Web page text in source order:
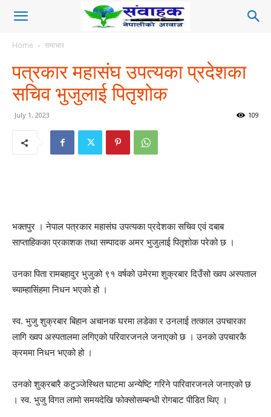
Home समाचार
पत्रकार महासंघ उपत्यका प्रदेशका
सचिव भुजुलाई पितृशोक
July 1, 2023 109
भक्तपुर । नेपाल पत्रकार महासंघ उपत्यका प्रदेशका सचिव एवं दबाब
साप्ताहिकका प्रकाशक तथा सम्पादक अमर भुजुलाई पितृशोक परेको छ ।
उनका पिता रामबहादुर भुजुको ९१ वर्षको उमेरमा शुक्रबार दिउँसो ख्वप अस्पताल
च्याम्हासिंहमा निधन भएको हो ।
स्व. भुजु शुक्रबार बिहान अचानक घरमा लडेका र उनलाई तत्काल उपचारका
लागि ख्वप अस्पतालमा लगिएको परिवारजनले जनाएको छ । उनको उपचारकै
क्रममा निधन भएको हो ।
उनको शुक्रबारै कटुञ्जेस्थित घाटमा अन्येष्टि गरिने पारिवारजनले जनाएको छ
। स्व. भुजु विगत लामो समयदेखि फोक्सोसम्बन्धी रोगबाट पीडित थिए ।